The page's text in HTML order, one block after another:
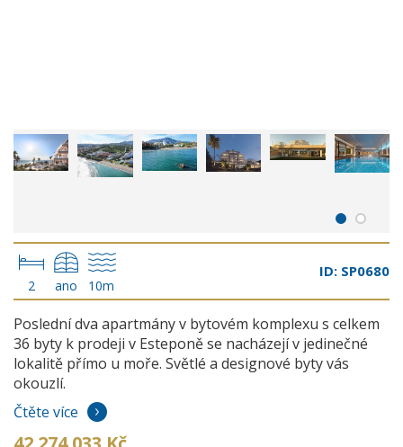
2 ano 10m
ID: SP0680
Poslední dva apartmány v bytovém komplexu s celkem
36 byty k prodeji v Esteponě se nacházejí v jedinečné
lokalitě přímo u moře. Světlé a designové byty vás
okouzlí.
Čtěte více